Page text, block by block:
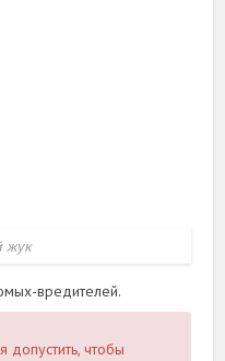
жук
вредителей.
допустить, чтобы